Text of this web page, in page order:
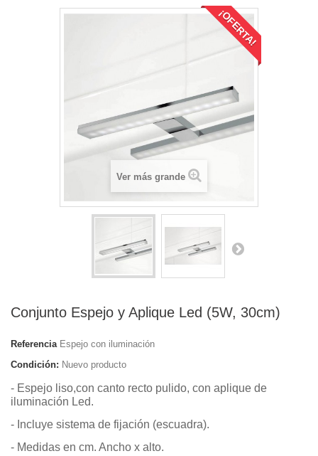
¡OFERTA!
Ver más grande
Conjunto Espejo y Aplique Led (5W, 30cm)
Referencia Espejo con iluminación
Condición: Nuevo producto
- Espejo liso,con canto recto pulido, con aplique de
iluminación Led.
- Incluye sistema de fijación (escuadra).
- Medidas en cm. Ancho x alto.